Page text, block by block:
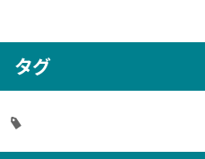
タグ